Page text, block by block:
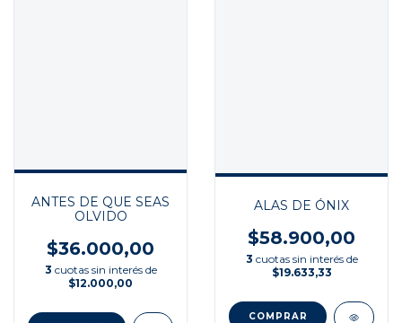
ANTES DE QUE SEAS
OLVIDO
$36.000,00
3 cuotas sin interés de
$12.000,00
ALAS DE ÓNIX
$58.900,00
3 cuotas sin interés de
$19.633,33